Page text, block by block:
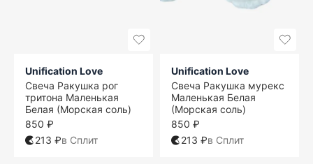
Unification Love
Свеча Ракушка рог
тритона Маленькая
Белая (Морская соль)
850 ₽
213 ₽в Сплит
Unification Love
Свеча Ракушка мурекс
Маленькая Белая
(Морская соль)
850 ₽
213 ₽в Сплит